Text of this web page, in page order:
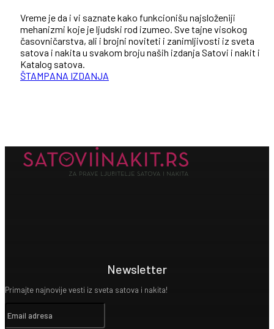
Vreme je da i vi saznate kako funkcionišu najsloženiji
mehanizmi koje je ljudski rod izumeo. Sve tajne visokog
časovničarstva, ali i brojni noviteti i zanimljivosti iz sveta
satova i nakita u svakom broju naših izdanja Satovi i nakit i
Katalog satova.
ŠTAMPANA IZDANJA
Newsletter
Primajte najnovije vesti iz sveta satova i nakita!